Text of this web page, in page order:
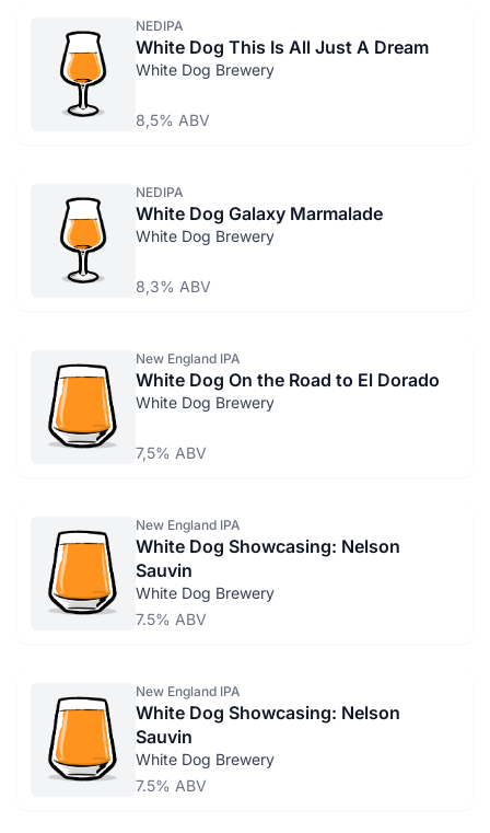
NEDIPA
White Dog This Is All Just A Dream
White Dog Brewery
8,5% ABV
NEDIPA
White Dog Galaxy Marmalade
White Dog Brewery
8,3% ABV
New England IPA
White Dog On the Road to El Dorado
White Dog Brewery
7,5% ABV
New England IPA
White Dog Showcasing: Nelson
Sauvin
White Dog Brewery
7.5% ABV
New England IPA
White Dog Showcasing: Nelson
Sauvin
White Dog Brewery
7.5% ABV